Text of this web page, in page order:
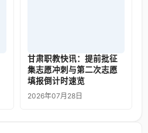
甘肃职教快讯：提前批征
集志愿冲刺与第二次志愿
填报倒计时速览
2026年07月28日